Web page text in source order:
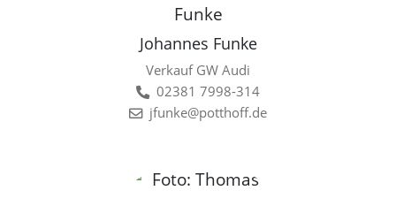
Johannes Funke
Verkauf GW Audi
02381 7998-314
jfunke@potthoff.de